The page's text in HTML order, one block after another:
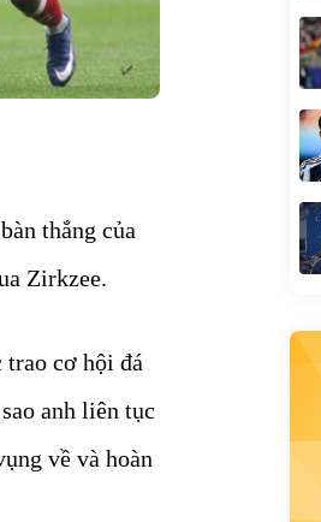
thắng của
Zirkzee.
cơ hội đá
anh liên tục
về và hoàn